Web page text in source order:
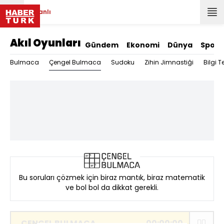
Canlı
Akıl Oyunları Gündem Ekonomi Dünya Spor
Bulmaca Çengel Bulmaca Sudoku Zihin Jimnastiği Bilgi
Bu soruları çözmek için biraz mantık, biraz matematik
ve bol bol da dikkat gerekli.